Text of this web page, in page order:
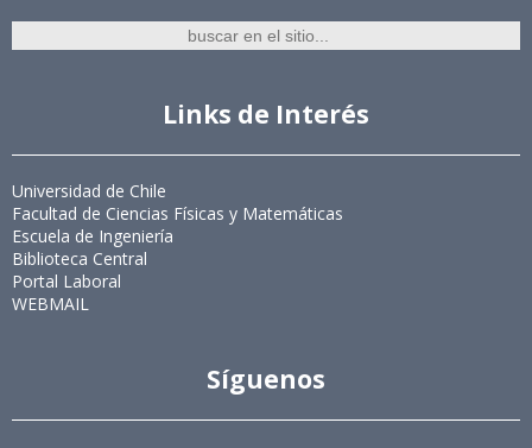
Links de Interés
Universidad de Chile
Facultad de Ciencias Físicas y Matemáticas
Escuela de Ingeniería
Biblioteca Central
Portal Laboral
WEBMAIL
Síguenos